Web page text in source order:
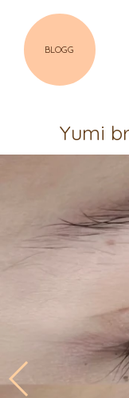
BLOGG
Yumi